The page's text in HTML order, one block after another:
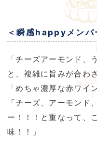
＜瞬感happyメンバ
「チーズアーモンド、
と、複雑に旨みが合わ
「めちゃ濃厚な赤ワイ
「チーズ、アーモンド
ー！！！と重なって、
味！！」